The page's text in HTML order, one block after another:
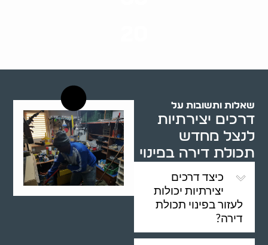
שאלות ותשובות על
דרכים יצירתיות
לנצל מחדש
תכולת דירה בפינוי
כיצד דרכים
יצירתיות יכולות
לעזור בפינוי תכולת
דירה?